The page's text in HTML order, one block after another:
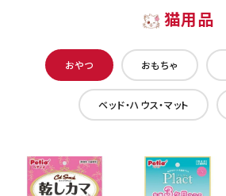
猫用品
おやつ おもちゃ
ベッド・ハウス・マット